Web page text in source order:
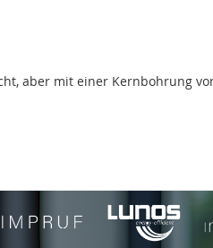
aber mit einer Kernbohrung